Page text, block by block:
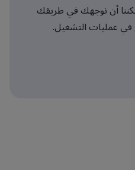
أن نوجهك في طريقك
في عمليات التشغيل.